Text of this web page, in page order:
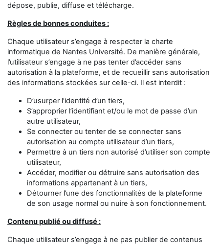
dépose, publie, diffuse et télécharge.
Règles de bonnes conduites :
Chaque utilisateur s’engage à respecter la charte
informatique de Nantes Université. De manière générale,
l’utilisateur s’engage à ne pas tenter d’accéder sans
autorisation à la plateforme, et de recueillir sans autorisation
des informations stockées sur celle-ci. Il est interdit :
D’usurper l’identité d’un tiers,
S’approprier l’identifiant et/ou le mot de passe d’un
autre utilisateur,
Se connecter ou tenter de se connecter sans
autorisation au compte utilisateur d’un tiers,
Permettre à un tiers non autorisé d’utiliser son compte
utilisateur,
Accéder, modifier ou détruire sans autorisation des
informations appartenant à un tiers,
Détourner l’une des fonctionnalités de la plateforme
de son usage normal ou nuire à son fonctionnement.
Contenu publié ou diffusé :
Chaque utilisateur s’engage à ne pas publier de contenus